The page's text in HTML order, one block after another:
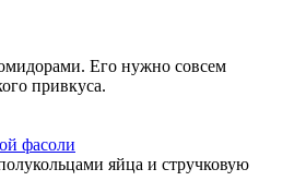
Его нужно совсем
привкуса.
яйца и стручковую